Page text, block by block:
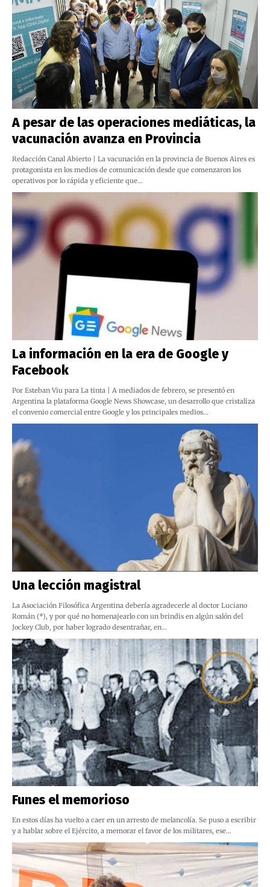
A pesar de las operaciones mediáticas, la
vacunación avanza en Provincia
Redacción Canal Abierto | La vacunación en la provincia de Buenos Aires es
protagonista en los medios de comunicación desde que comenzaron los
operativos por lo rápida y eficiente que…
La información en la era de Google y
Facebook
Por Esteban Viu para La tinta | A mediados de febrero, se presentó en
Argentina la plataforma Google News Showcase, un desarrollo que cristaliza
el convenio comercial entre Google y los principales medios…
Una lección magistral
La Asociación Filosófica Argentina debería agradecerle al doctor Luciano
Román (*), y por qué no homenajearlo con un brindis en algún salón del
Jockey Club, por haber logrado desentrañar, en…
Funes el memorioso
En estos días ha vuelto a caer en un arresto de melancolía. Se puso a escribir
y a hablar sobre el Ejército, a memorar el favor de los militares, ese…